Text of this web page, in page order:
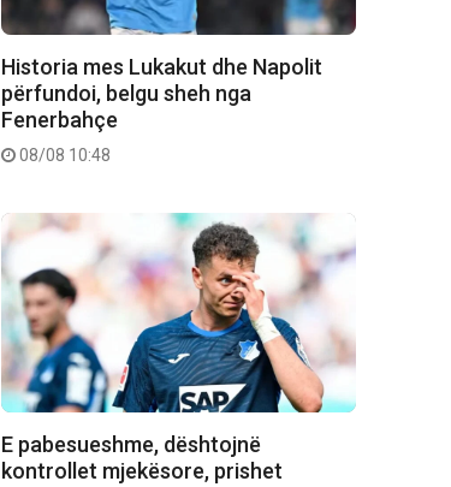
Historia mes Lukakut dhe Napolit
përfundoi, belgu sheh nga
Fenerbahçe
08/08 10:48
E pabesueshme, dështojnë
kontrollet mjekësore, prishet